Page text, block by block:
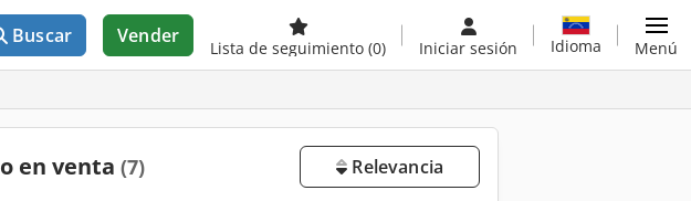
Buscar Vender
Lista de seguimiento (0) Iniciar sesión Idioma Menú
en venta (7) Relevancia